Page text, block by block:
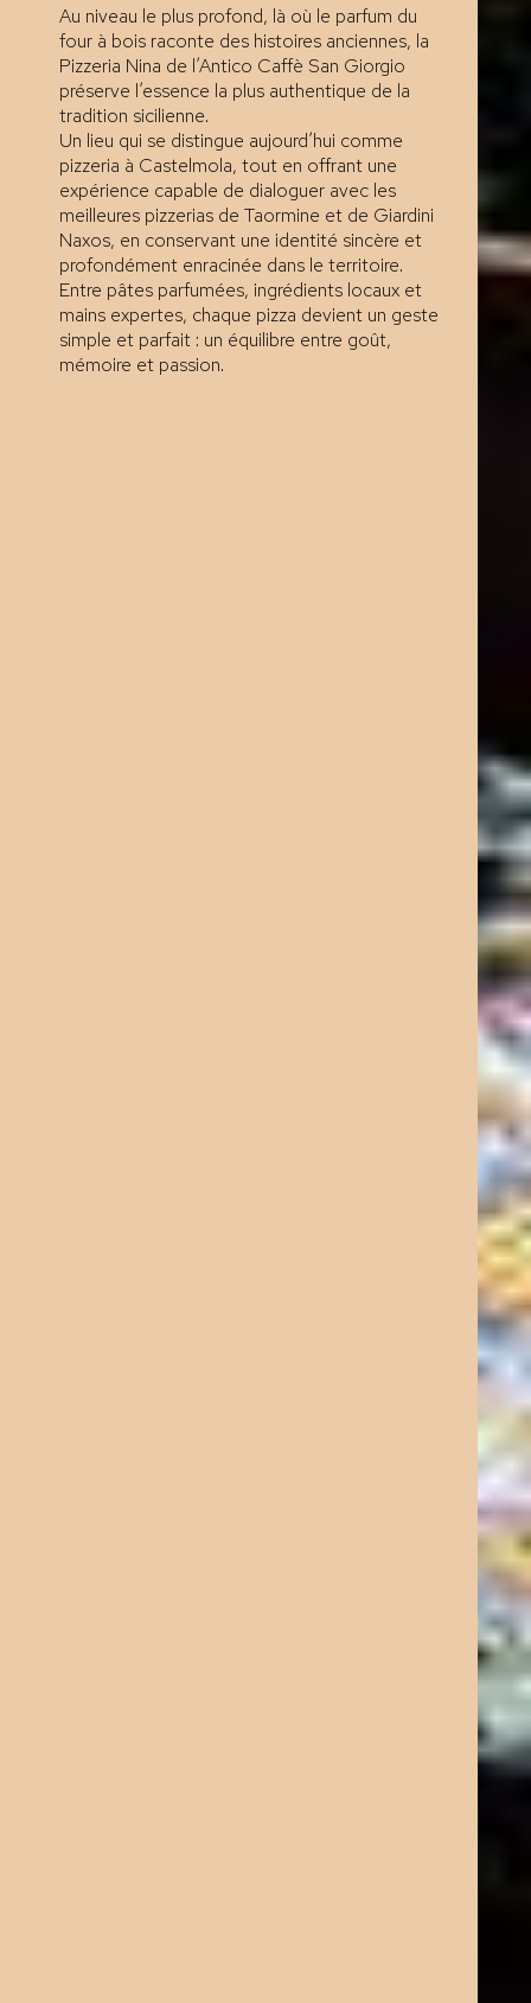
Au niveau le plus profond, là où le parfum du
four à bois raconte des histoires anciennes, la
Pizzeria Nina de l’Antico Caffè San Giorgio
préserve l’essence la plus authentique de la
tradition sicilienne.
Un lieu qui se distingue aujourd’hui comme
pizzeria à Castelmola, tout en offrant une
expérience capable de dialoguer avec les
meilleures pizzerias de Taormine et de Giardini
Naxos, en conservant une identité sincère et
profondément enracinée dans le territoire.
Entre pâtes parfumées, ingrédients locaux et
mains expertes, chaque pizza devient un geste
simple et parfait : un équilibre entre goût,
mémoire et passion.